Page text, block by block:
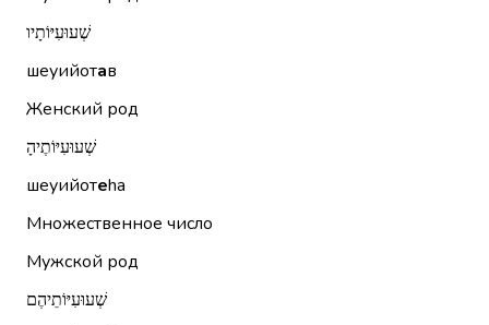
שְׁעוּעִיּוֹתָיו
шеуийотав
Женский род
שְׁעוּעִיּוֹתֶיהָ
шеуийотеhа
Множественное число
Мужской род
שְׁעוּעִיּוֹתֵיהֶם